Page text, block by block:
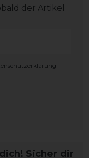
der Artikel
Sicher dir